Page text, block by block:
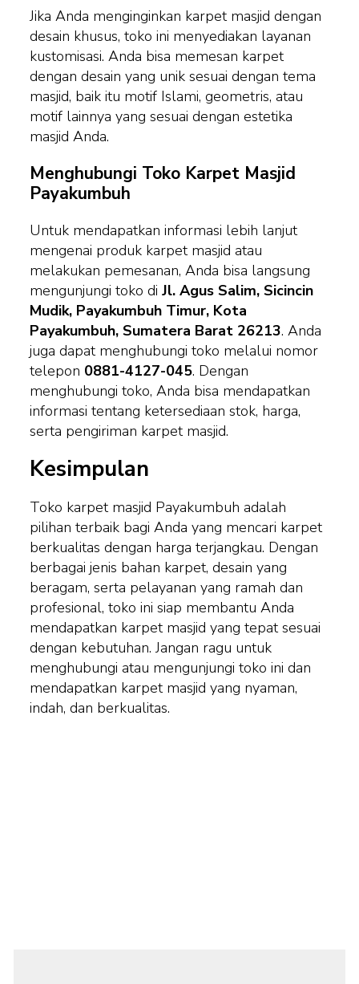
Jika Anda menginginkan karpet masjid dengan
desain khusus, toko ini menyediakan layanan
kustomisasi. Anda bisa memesan karpet
dengan desain yang unik sesuai dengan tema
masjid, baik itu motif Islami, geometris, atau
motif lainnya yang sesuai dengan estetika
masjid Anda.
Menghubungi Toko Karpet Masjid
Payakumbuh
Untuk mendapatkan informasi lebih lanjut
mengenai produk karpet masjid atau
melakukan pemesanan, Anda bisa langsung
mengunjungi toko di Jl. Agus Salim, Sicincin
Mudik, Payakumbuh Timur, Kota
Payakumbuh, Sumatera Barat 26213. Anda
juga dapat menghubungi toko melalui nomor
telepon 0881-4127-045. Dengan
menghubungi toko, Anda bisa mendapatkan
informasi tentang ketersediaan stok, harga,
serta pengiriman karpet masjid.
Kesimpulan
Toko karpet masjid Payakumbuh adalah
pilihan terbaik bagi Anda yang mencari karpet
berkualitas dengan harga terjangkau. Dengan
berbagai jenis bahan karpet, desain yang
beragam, serta pelayanan yang ramah dan
profesional, toko ini siap membantu Anda
mendapatkan karpet masjid yang tepat sesuai
dengan kebutuhan. Jangan ragu untuk
menghubungi atau mengunjungi toko ini dan
mendapatkan karpet masjid yang nyaman,
indah, dan berkualitas.